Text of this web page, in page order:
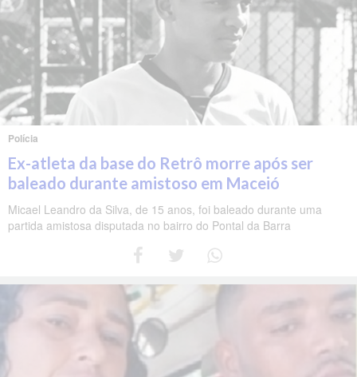
Polícia
Ex-atleta da base do Retrô morre após ser
baleado durante amistoso em Maceió
Micael Leandro da Silva, de 15 anos, foi baleado durante uma
partida amistosa disputada no bairro do Pontal da Barra